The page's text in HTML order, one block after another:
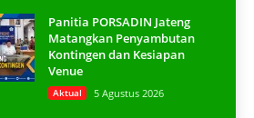
Panitia PORSADIN Jateng
Matangkan Penyambutan
Kontingen dan Kesiapan
Venue
Aktual 5 Agustus 2026